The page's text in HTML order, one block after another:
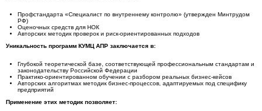
Профстандарта «Специалист по внутреннему контролю» (утвержден Минтрудом
РФ)
Оценочных средств для НОК
Авторских методик проверок и риск-ориентированных подходов
Уникальность программ КУМЦ АПР заключается в:
Глубокой теоретической базе, соответствующей профессиональным стандартам и
законодательству Российской Федерации
Практико-ориентированном обучении с разбором реальных бизнес-кейсов
Авторских алгоритмах методик бизнес-процессов, адаптируемых под специфику
предприятий
Применение этих методик позволяет: